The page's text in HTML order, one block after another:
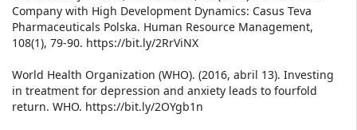
Company with High Development Dynamics: Casus Teva
Pharmaceuticals Polska. Human Resource Management,
108(1), 79-90. https://bit.ly/2RrViNX
World Health Organization (WHO). (2016, abril 13). Investing
in treatment for depression and anxiety leads to fourfold
return. WHO. https://bit.ly/2OYgb1n